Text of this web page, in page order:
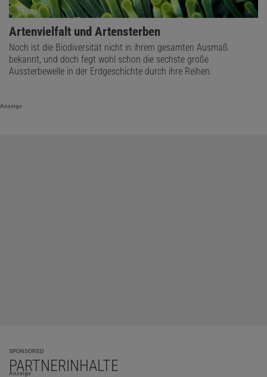
Artenvielfalt und Artensterben
Noch ist die Biodiversität nicht in ihrem gesamten Ausmaß
bekannt, und doch fegt wohl schon die sechste große
Aussterbewelle in der Erdgeschichte durch ihre Reihen.
Anzeige
SPONSORED
PARTNERINHALTE
Anzeige